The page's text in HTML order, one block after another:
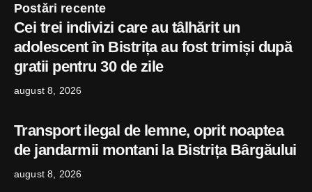
Postări recente
Cei trei indivizi care au tâlhărit un
adolescent în Bistrița au fost trimiși după
gratii pentru 30 de zile
august 8, 2026
Transport ilegal de lemne, oprit noaptea
de jandarmii montani la Bistrița Bârgăului
august 8, 2026